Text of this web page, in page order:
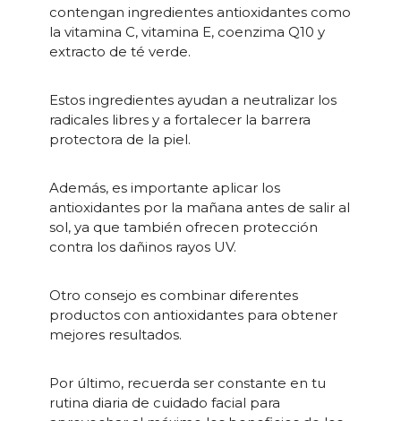
contengan ingredientes antioxidantes como
la vitamina C, vitamina E, coenzima Q10 y
extracto de té verde.
Estos ingredientes ayudan a neutralizar los
radicales libres y a fortalecer la barrera
protectora de la piel.
Además, es importante aplicar los
antioxidantes por la mañana antes de salir al
sol, ya que también ofrecen protección
contra los dañinos rayos UV.
Otro consejo es combinar diferentes
productos con antioxidantes para obtener
mejores resultados.
Por último, recuerda ser constante en tu
rutina diaria de cuidado facial para